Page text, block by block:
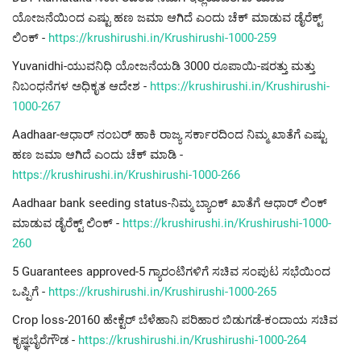
ಯೋಜನೆಯಿಂದ ಎಷ್ಟು ಹಣ ಜಮಾ ಆಗಿದೆ ಎಂದು ಚೆಕ್ ಮಾಡುವ ಡೈರೆಕ್ಟ್
ಲಿಂಕ್ - https://krushirushi.in/Krushirushi-1000-259
Yuvanidhi-ಯುವನಿಧಿ ಯೋಜನೆಯಡಿ 3000 ರೂಪಾಯಿ-ಷರತ್ತು ಮತ್ತು
ನಿಬಂಧನೆಗಳ ಅಧಿಕೃತ ಆದೇಶ - https://krushirushi.in/Krushirushi-
1000-267
Aadhaar-ಆಧಾರ್ ನಂಬರ್ ಹಾಕಿ ರಾಜ್ಯ ಸರ್ಕಾರದಿಂದ ನಿಮ್ಮ ಖಾತೆಗೆ ಎಷ್ಟು
ಹಣ ಜಮಾ ಆಗಿದೆ ಎಂದು ಚೆಕ್ ಮಾಡಿ -
https://krushirushi.in/Krushirushi-1000-266
Aadhaar bank seeding status-ನಿಮ್ಮ ಬ್ಯಾಂಕ್ ಖಾತೆಗೆ ಆಧಾರ್ ಲಿಂಕ್
ಮಾಡುವ ಡೈರೆಕ್ಟ್ ಲಿಂಕ್ - https://krushirushi.in/Krushirushi-1000-
260
5 Guarantees approved-5 ಗ್ಯಾರಂಟಿಗಳಿಗೆ ಸಚಿವ ಸಂಪುಟ ಸಭೆಯಿಂದ
ಒಪ್ಪಿಗೆ - https://krushirushi.in/Krushirushi-1000-265
Crop loss-20160 ಹೇಕ್ಟೆರ್ ಬೆಳೆಹಾನಿ ಪರಿಹಾರ ಬಿಡುಗಡೆ-ಕಂದಾಯ ಸಚಿವ
ಕೃಷ್ಞಬೈರೆಗೌಡ - https://krushirushi.in/Krushirushi-1000-264